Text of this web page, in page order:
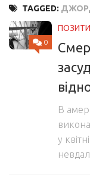
TAGGED:
0
В
у